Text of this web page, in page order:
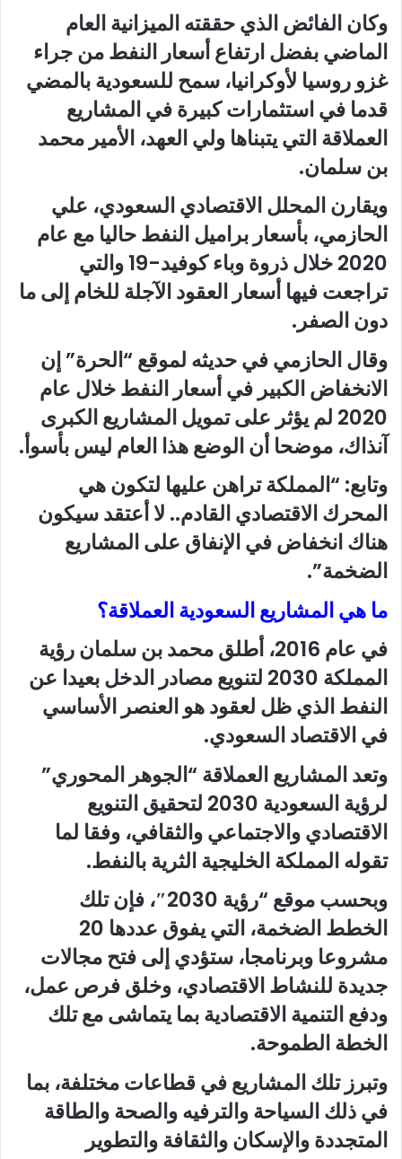
وكان الفائض الذي حققته الميزانية العام
الماضي بفضل ارتفاع أسعار النفط من جراء
غزو روسيا لأوكرانيا، سمح للسعودية بالمضي
قدما في استثمارات كبيرة في المشاريع
العملاقة التي يتبناها ولي العهد، الأمير محمد
بن سلمان.
ويقارن المحلل الاقتصادي السعودي، علي
الحازمي، بأسعار براميل النفط حاليا مع عام
2020 خلال ذروة وباء كوفيد-19 والتي
تراجعت فيها أسعار العقود الآجلة للخام إلى ما
دون الصفر.
وقال الحازمي في حديثه لموقع “الحرة” إن
الانخفاض الكبير في أسعار النفط خلال عام
2020 لم يؤثر على تمويل المشاريع الكبرى
آنذاك، موضحا أن الوضع هذا العام ليس بأسوأ.
وتابع: “المملكة تراهن عليها لتكون هي
المحرك الاقتصادي القادم.. لا أعتقد سيكون
هناك انخفاض في الإنفاق على المشاريع
الضخمة”.
ما هي المشاريع السعودية العملاقة؟
في عام 2016، أطلق محمد بن سلمان رؤية
المملكة 2030 لتنويع مصادر الدخل بعيدا عن
النفط الذي ظل لعقود هو العنصر الأساسي
في الاقتصاد السعودي.
وتعد المشاريع العملاقة “الجوهر المحوري”
لرؤية السعودية 2030 لتحقيق التنويع
الاقتصادي والاجتماعي والثقافي، وفقا لما
تقوله المملكة الخليجية الثرية بالنفط.
وبحسب موقع “رؤية 2030″، فإن تلك
الخطط الضخمة، التي يفوق عددها 20
مشروعا وبرنامجا، ستؤدي إلى فتح مجالات
جديدة للنشاط الاقتصادي، وخلق فرص عمل،
ودفع التنمية الاقتصادية بما يتماشى مع تلك
الخطة الطموحة.
وتبرز تلك المشاريع في قطاعات مختلفة، بما
في ذلك السياحة والترفيه والصحة والطاقة
المتجددة والإسكان والثقافة والتطوير